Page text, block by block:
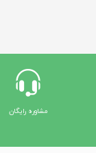
مشاوره رایگان